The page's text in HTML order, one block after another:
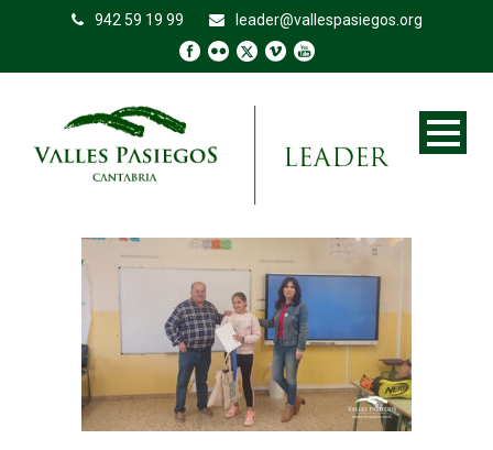
942 59 19 99 leader@vallespasiegos.org